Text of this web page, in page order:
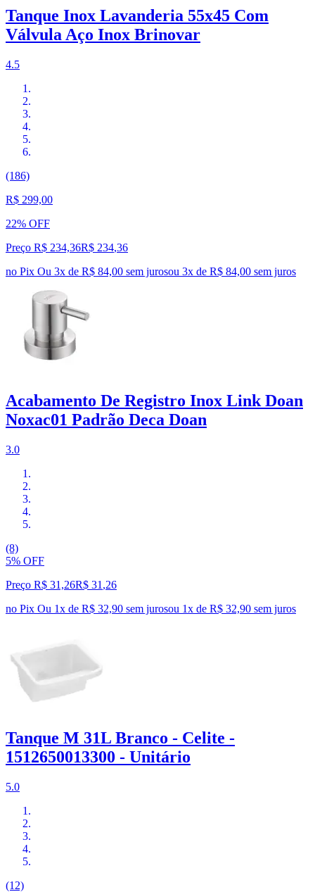
Tanque Inox Lavanderia 55x45 Com
Válvula Aço Inox Brinovar
4.5
(186)
R$ 299,00
22% OFF
Preço R$ 234,36R$ 234,36
no Pix Ou 3x de R$ 84,00 sem jurosou 3x de R$ 84,00 sem juros
Acabamento De Registro Inox Link Doan
Noxac01 Padrão Deca Doan
3.0
(8)
5% OFF
Preço R$ 31,26R$ 31 ,26
no Pix Ou 1x de R$ 32,90 sem jurosou 1x de R$ 32,90 sem juros
Tanque M 31L Branco - Celite -
1512650013300 - Unitário
5.0
(12)